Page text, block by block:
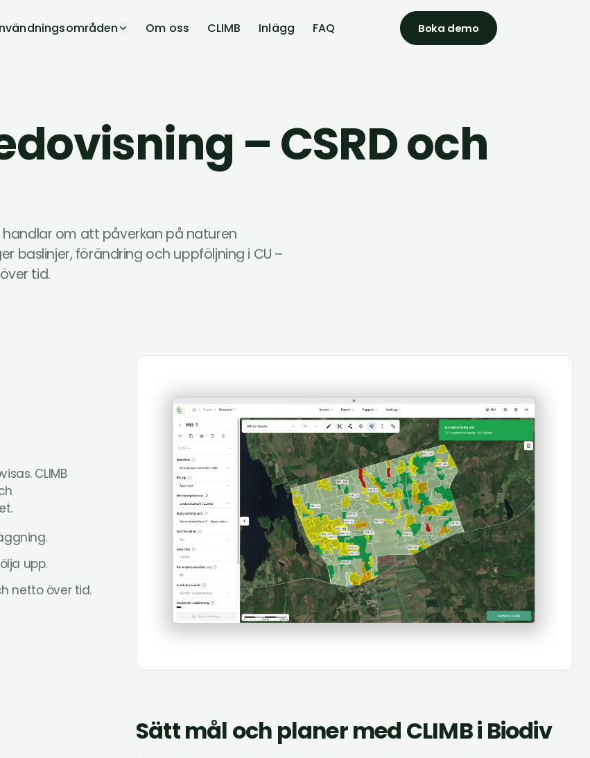
Om oss CLIMB Inlägg FAQ Boka demo
– CSRD och
handlar om att påverkan på naturen
baslinjer, förändring och uppföljning i CU –
tid.
CLIMB
upp.
netto över tid.
Sätt mål och planer med CLIMB i Biodiv